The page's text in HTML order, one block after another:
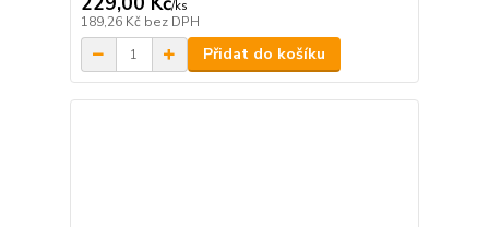
/ks
189,26 Kč bez DPH
Přidat do košíku